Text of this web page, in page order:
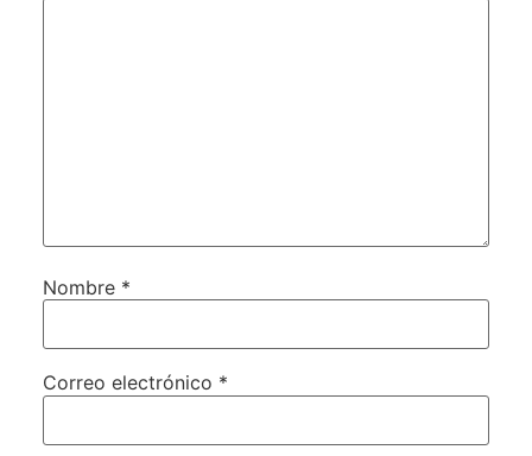
Nombre *
Correo electrónico *